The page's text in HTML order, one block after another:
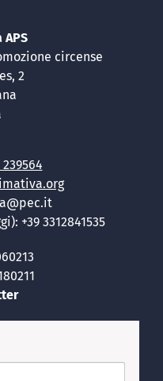
circense
2
239564
+39 3312841535